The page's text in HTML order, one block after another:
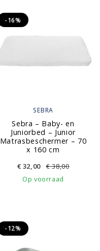
SEBRA
Sebra – Baby- en
Juniorbed – Junior
Matrasbeschermer – 70
x 160 cm
€ 32,00 €38,00
-16%
Op voorraad
-12%